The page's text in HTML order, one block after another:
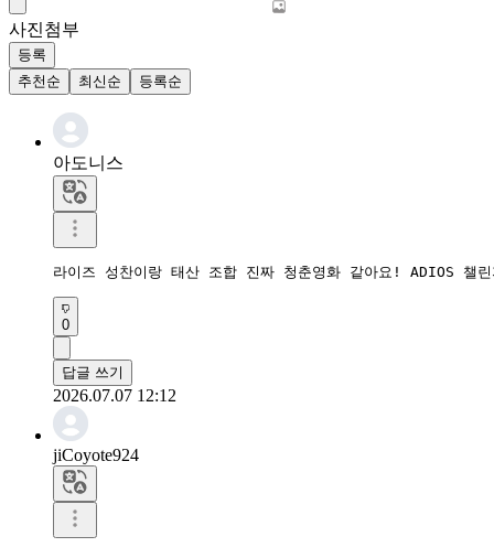
사진첨부
등록
추천순
최신순 등록순
아도니스
라이즈 성찬이랑 태산 조합 진짜 청춘영화 같아요! ADIOS 챌
0
답글 쓰기
2026.07.07 12:12
jiCoyote924